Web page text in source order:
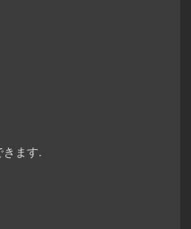
ます.